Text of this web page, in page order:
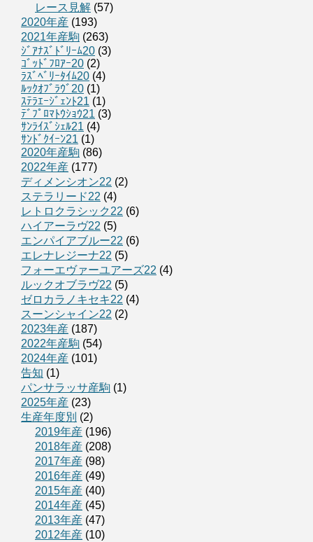
レース見解 (57)
2020年産 (193)
2021年産駒 (263)
ｼﾞｱﾅｽﾞﾄﾞﾘｰﾑ20 (3)
ｺﾞｯﾄﾞﾌﾛｱｰ20 (2)
ﾗｽﾞﾍﾞﾘｰﾀｲﾑ20 (4)
ﾙｯｸｵﾌﾞﾗｳﾞ20 (1)
ｽﾃﾗｴｰｼﾞｪﾝﾄ21 (1)
ﾃﾞﾌﾟﾛﾏﾄｳｼｮｳ21 (3)
ｻﾝﾗｲｽﾞｼｪﾙ21 (4)
ｻﾝﾄﾞｸｲｰﾝ21 (1)
2020年産駒 (86)
2022年産 (177)
ディメンシオン22 (2)
ステラリード22 (4)
レトロクラシック22 (6)
ハイアーラヴ22 (5)
エンパイアブルー22 (6)
エレナレジーナ22 (5)
フォーエヴァーユアーズ22 (4)
ルックオブラヴ22 (5)
ゼロカラノキセキ22 (4)
スーンシャイン22 (2)
2023年産 (187)
2022年産駒 (54)
2024年産 (101)
告知 (1)
パンサラッサ産駒 (1)
2025年産 (23)
生産年度別 (2)
2019年産 (196)
2018年産 (208)
2017年産 (98)
2016年産 (49)
2015年産 (40)
2014年産 (45)
2013年産 (47)
2012年産 (10)